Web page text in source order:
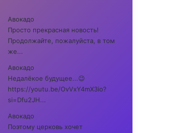
Авокадо
Просто прекрасная новость!
Продолжайте, пожалуйста, в том
же...
Авокадо
Недалёкое будущее...😉
https://youtu.be/OvVxY4mX3io?
si=Dfu2JH...
Авокадо
Поэтому церковь хочет